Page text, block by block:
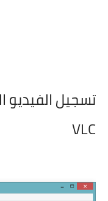
تسجيل الفيديو
VLC